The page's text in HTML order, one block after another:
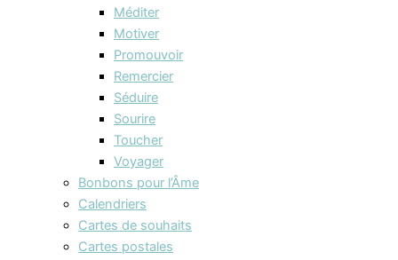
Méditer
Motiver
Promouvoir
Remercier
Séduire
Sourire
Toucher
Voyager
Bonbons pour l’Âme
Calendriers
Cartes de souhaits
Cartes postales